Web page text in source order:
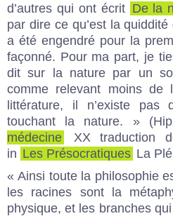
d’autres qui ont écrit De la
par dire ce qu’est la
a été engendré pour la
façonné. Pour ma part, je
dit sur la nature par un
comme relevant moins de
littérature, il n’existe pas
touchant la nature. »
médecine
XX traduction
in Les Présocratiques La
« Ainsi toute la philosophie
les racines sont la
physique, et les branches